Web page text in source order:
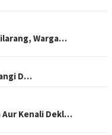
Warga…
D…
Aur Kenali Dekl…